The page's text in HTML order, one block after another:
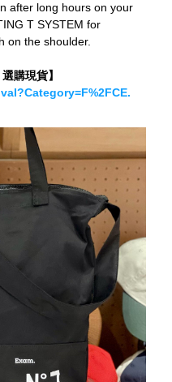
after long hours on your
T SYSTEM for
on the shoulder.
購現貨】